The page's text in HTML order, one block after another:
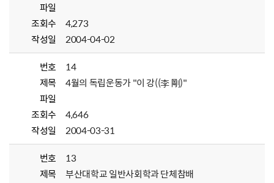
파일
조회수
4,273
작성일
2004-04-02
번호
14
제목
4월의 독립운동가 "이 강((李 剛)"
파일
조회수
4,646
작성일
2004-03-31
번호
13
제목
부산대학교 일반사회학과 단체참배